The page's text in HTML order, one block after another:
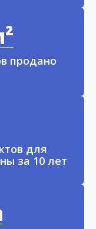
продано
для
за 10 лет